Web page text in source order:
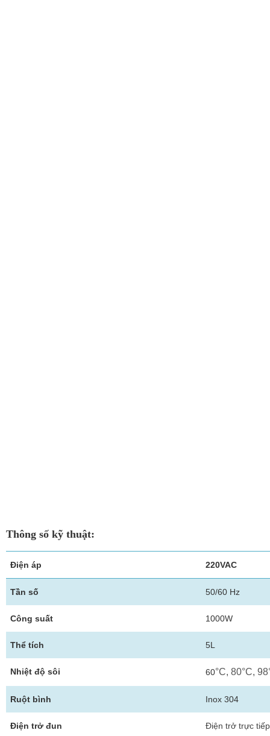
Thông số kỹ thuật:
Điện áp 220VAC
Tần số 50/60 Hz
Công suất 1000W
Thể tích 5L
Nhiệt độ sôi 60°C, 80°C,
Ruột bình Inox 304
Điện trở đun Điện trở trực tiếp